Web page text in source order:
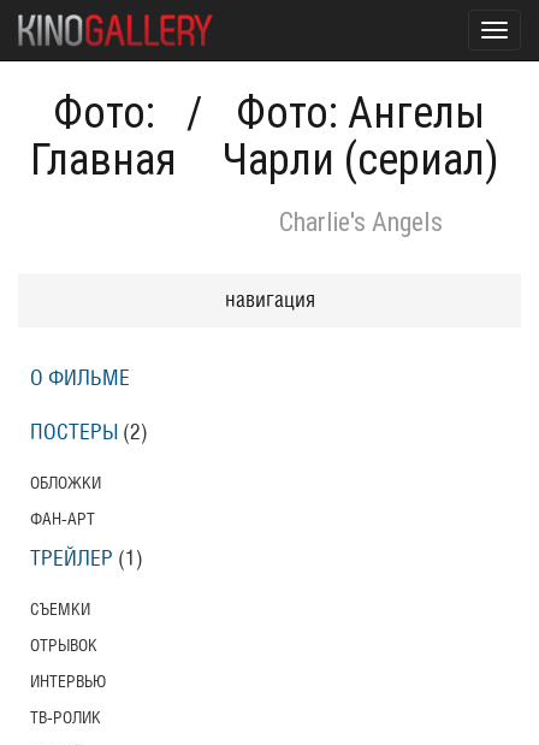
Фото:
Главная
/
Фото: Ангелы
Чарли (сериал)
Charlie's Angels
навигация
О ФИЛЬМЕ
ПОСТЕРЫ (2)
ОБЛОЖКИ
ФАН-АРТ
ТРЕЙЛЕР (1)
СЪЕМКИ
ОТРЫВОК
ИНТЕРВЬЮ
ТВ-РОЛИК